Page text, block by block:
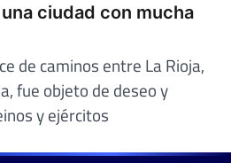
ciudad con mucha
de caminos entre La Rioja,
fue objeto de deseo y
y ejércitos